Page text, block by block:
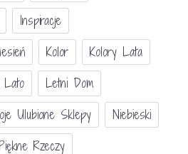
Inspiracje
Kolor
Kolory Lata
Lato
Letni Dom
Ulubione Sklepy
Niebieski
Rzeczy